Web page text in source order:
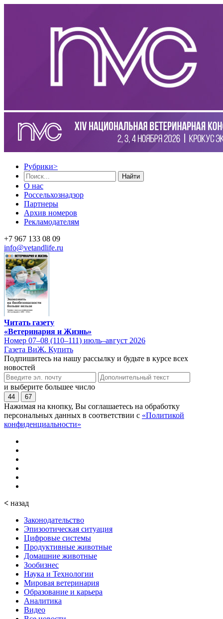
Рубрики>
Найти
О нас
Россельхознадзор
Партнеры
Архив номеров
Рекламодателям
+7 967 133 08 09
info@vetandlife.ru
Читать газету
«Ветеринария и Жизнь»
Номер 07–08 (110–111) июль–август 2026
Газета ВиЖ. Купить
Подпишитесь на нашу рассылку и будьте в курсе всех
новостей
и выберите большее число
44 67
Нажимая на кнопку, Вы соглашаетесь на обработку
персональных данных в соответствии с «Политикой
конфиденциальности»
< назад
Законодательство
Эпизоотическая ситуация
Цифровые системы
Продуктивные животные
Домашние животные
Зообизнес
Наука и Технологии
Мировая ветеринария
Образование и карьера
Аналитика
Видео